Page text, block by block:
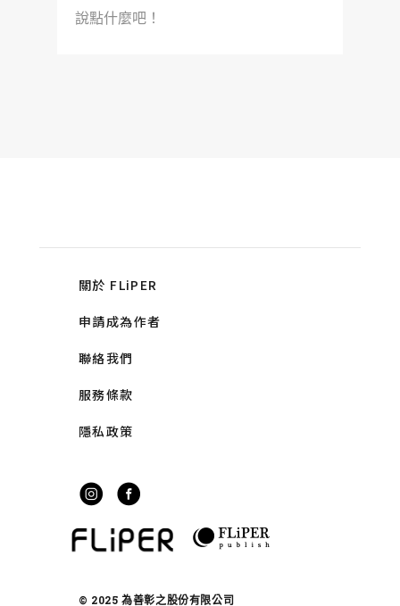
說點什麼吧！
關於 FLiPER
申請成為作者
聯絡我們
服務條款
隱私政策
© 2025 為善彰之股份有限公司